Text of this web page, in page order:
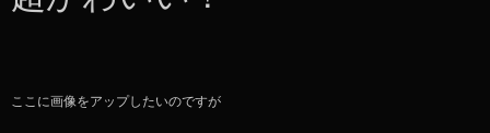
ここに画像をアップしたいのですが